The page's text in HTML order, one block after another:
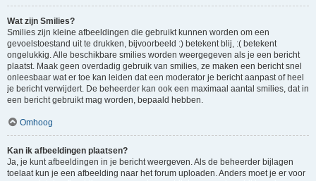
Wat zijn Smilies?
Smilies zijn kleine afbeeldingen die gebruikt kunnen worden om een
gevoelstoestand uit te drukken, bijvoorbeeld :) betekent blij, :( betekent
ongelukkig. Alle beschikbare smilies worden weergegeven als je een bericht
plaatst. Maak geen overdadig gebruik van smilies, ze maken een bericht snel
onleesbaar wat er toe kan leiden dat een moderator je bericht aanpast of heel
je bericht verwijdert. De beheerder kan ook een maximaal aantal smilies, dat in
een bericht gebruikt mag worden, bepaald hebben.
Omhoog
Kan ik afbeeldingen plaatsen?
Ja, je kunt afbeeldingen in je bericht weergeven. Als de beheerder bijlagen
toelaat kun je een afbeelding naar het forum uploaden. Anders moet je er voor